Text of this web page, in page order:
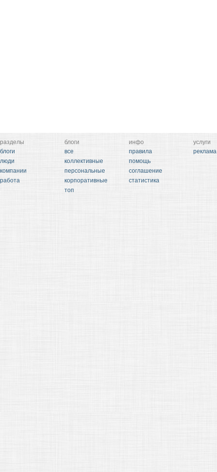
разделы
блоги
люди
компании
работа
блоги
все
коллективные
персональные
корпоративные
топ
инфо
правила
помощь
соглашение
статистика
услуги
реклама